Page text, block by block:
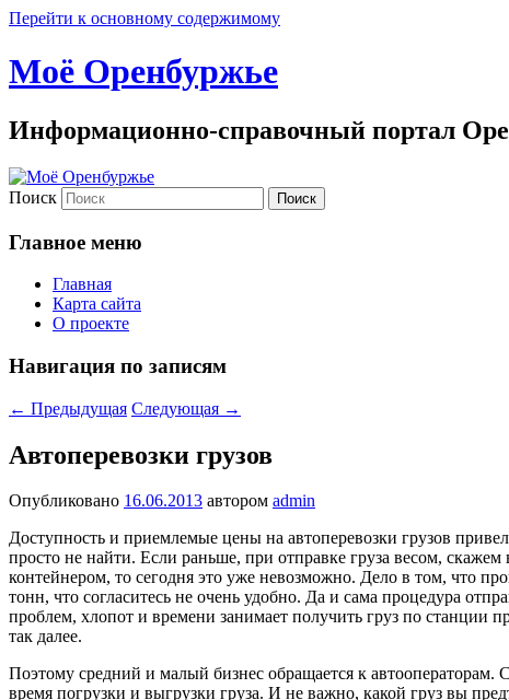
Перейти к основному содержимому
Моё Оренбуржье
Информационно-справочный портал
Поиск
Главное меню
Главная
Карта сайта
О проекте
Навигация по записям
← Предыдущая Следующая →
Автоперевозки грузов
Опубликовано 16.06.2013 автором admin
Доступность и приемлемые цены на автоперевозки грузов
просто не найти. Если раньше, при отправке груза весом,
контейнером, то сегодня это уже невозможно. Дело в том, что
тонн, что согласитесь не очень удобно. Да и сама процедура
проблем, хлопот и времени занимает получить груз по станции
так далее.
Поэтому средний и малый бизнес обращается к автооператорам.
время погрузки и выгрузки груза. И не важно, какой груз вы